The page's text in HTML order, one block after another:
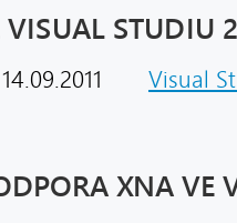
STUDIU
14.09.2011 Visual
XNA VE